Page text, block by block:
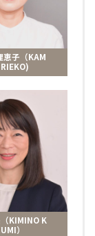
恵子（KAM
KIMINO K
）